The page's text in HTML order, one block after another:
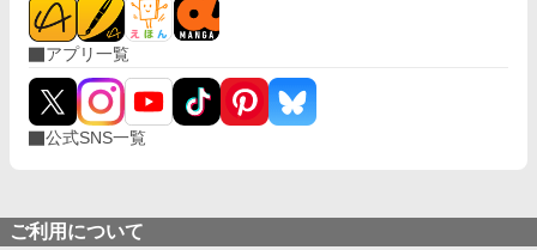
アプリ一覧
公式SNS一覧
ご利用について